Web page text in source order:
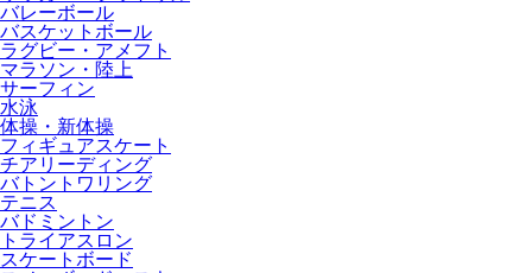
バレーボール
バスケットボール
ラグビー・アメフト
マラソン・陸上
サーフィン
水泳
体操・新体操
フィギュアスケート
チアリーディング
バトントワリング
テニス
バドミントン
トライアスロン
スケートボード